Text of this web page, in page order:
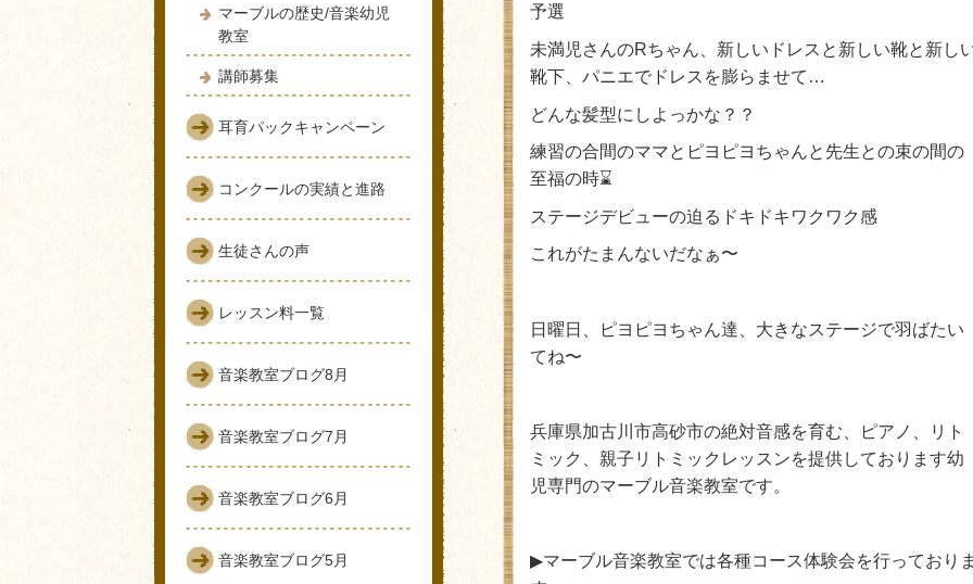
予選
未満児さんのRちゃん、新しいドレスと新しい靴と新し
靴下、パニエでドレスを膨らませて …
どんな髪型にしよっかな？？
練習の合間のママとピヨピヨちゃんと先生との束の間の
至福の時⌛
ステージデビューの迫るドキドキワクワク感
これがたまんないだなぁ〜
日曜日、ピヨピヨちゃん達、大きなステージで羽ばたい
てね〜
兵庫県加古川市高砂市の絶対音感を育む、ピアノ、リト
ミック、親子リトミックレッスンを提供しております幼
児専門のマーブル音楽教室です。
▶マーブル音楽教室では各種コース体験会を行っており
マーブルの歴史/音楽幼児
教室
講師募集
耳育パックキャンペーン
コンクールの実績と進路
生徒さんの声
レッスン料一覧
音楽教室ブログ8月
音楽教室ブログ7月
音楽教室ブログ6月
音楽教室ブログ5月